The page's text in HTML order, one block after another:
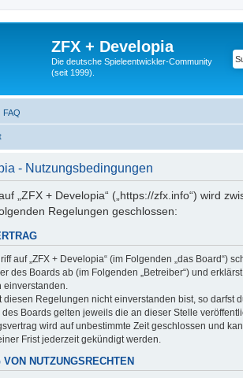
ZFX + Developia
Die deutsche Spieleentwickler-Community
(seit 1999).
FAQ
- Nutzungsbedingungen
„ZFX + Developia“ („https://zfx.info“) wird
Regelungen geschlossen:
auf „ZFX + Developia“ (im Folgenden „das Board“)
des Boards ab (im Folgenden „Betreiber“) und
einverstanden.
diesen Regelungen nicht einverstanden bist, so darfst
Boards gelten jeweils die an dieser Stelle
wird auf unbestimmte Zeit geschlossen und
Frist jederzeit gekündigt werden.
NUTZUNGSRECHTEN